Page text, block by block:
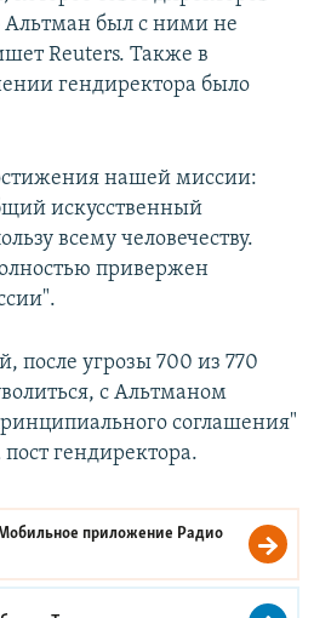
Альтман был с ними не
Reuters. Также в
гендиректора было
нашей миссии:
искусственный
всему человечеству.
привержен
после угрозы 700 из 770
с Альтманом
соглашения"
гендиректора.
приложение Радио